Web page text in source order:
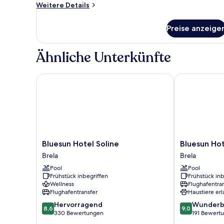
Weitere Details
Weitere
Doppelzimmer,
Balkon,
Meerseite
Preise
Ähnliche Unterkünfte
Bluesun
Hotel
Soline
Brela
Bluesun Hotel Soline
Brela
Pool
Frühstück inbegriffen
Wellness
Flughafentransfer
8.6
von
8,6 Hervorragend
330 Bewertungen
Bluesun Hotel Soline
Bluesun
Hotel
Berulia
Brela
Bluesun
Brela
Pool
Frühstück
Haustiere
9.0
von
9,0
191
Bluesun Hotel